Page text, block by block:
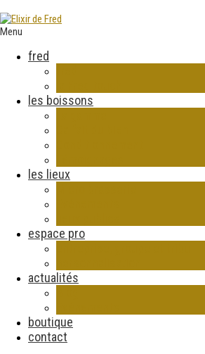
Menu
fred
les boissons
les lieux
espace pro
actualités
boutique
contact